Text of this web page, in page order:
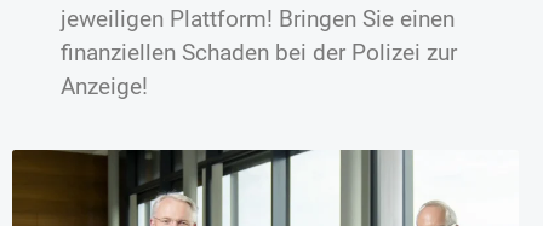
jeweiligen Plattform! Bringen Sie einen
finanziellen Schaden bei der Polizei zur
Anzeige!